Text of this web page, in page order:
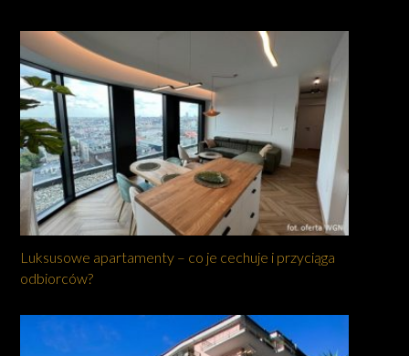
Luksusowe apartamenty – co je cechuje i przyciąga
odbiorców?